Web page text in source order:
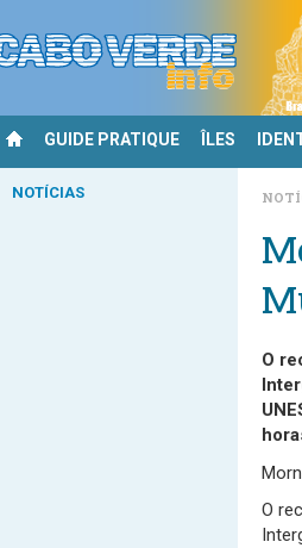
GUIDE PRATIQUE ÎLES
NOTÍCIAS
O
O